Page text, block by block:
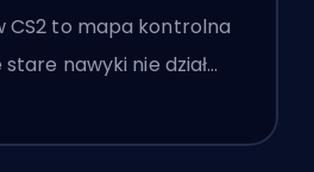
CS2 to mapa kontrolna
nawyki nie dział…